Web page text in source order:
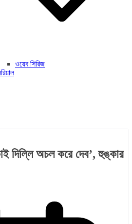
ওয়েব সিরিজ
দিল্লি অচল করে দেব’, হুঙ্কার